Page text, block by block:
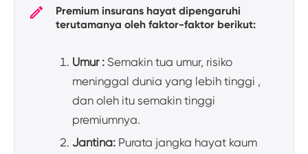
Premium insurans hayat dipengaruhi
terutamanya oleh faktor-faktor berikut:
Umur : Semakin tua umur, risiko
meninggal dunia yang lebih tinggi ,
dan oleh itu semakin tinggi
premiumnya.
Jantina: Purata jangka hayat kaum